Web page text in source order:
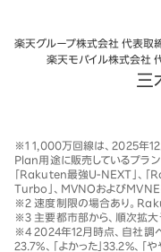
楽天グループ株式会社 代表取
楽天モバイル株式会社
三
※1 1,000万回線は、2025年
Plan用途に販売しているプラン
「Rakuten最強U-NEXT」、「
Turbo」、MVNOおよびMVNE
※2 速度制限の場合あり。
※3 主要都市部から、順次拡大
※4 2024年12月時点、自社調べ
23.7%、「よかった」33.2%、「